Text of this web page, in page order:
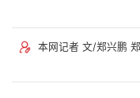
本网记者 文/郑兴鹏